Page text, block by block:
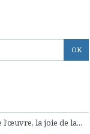
la joie de la...